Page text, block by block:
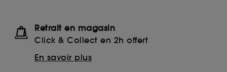
Retrait en magasin
Click & Collect en 2h offert
En savoir plus